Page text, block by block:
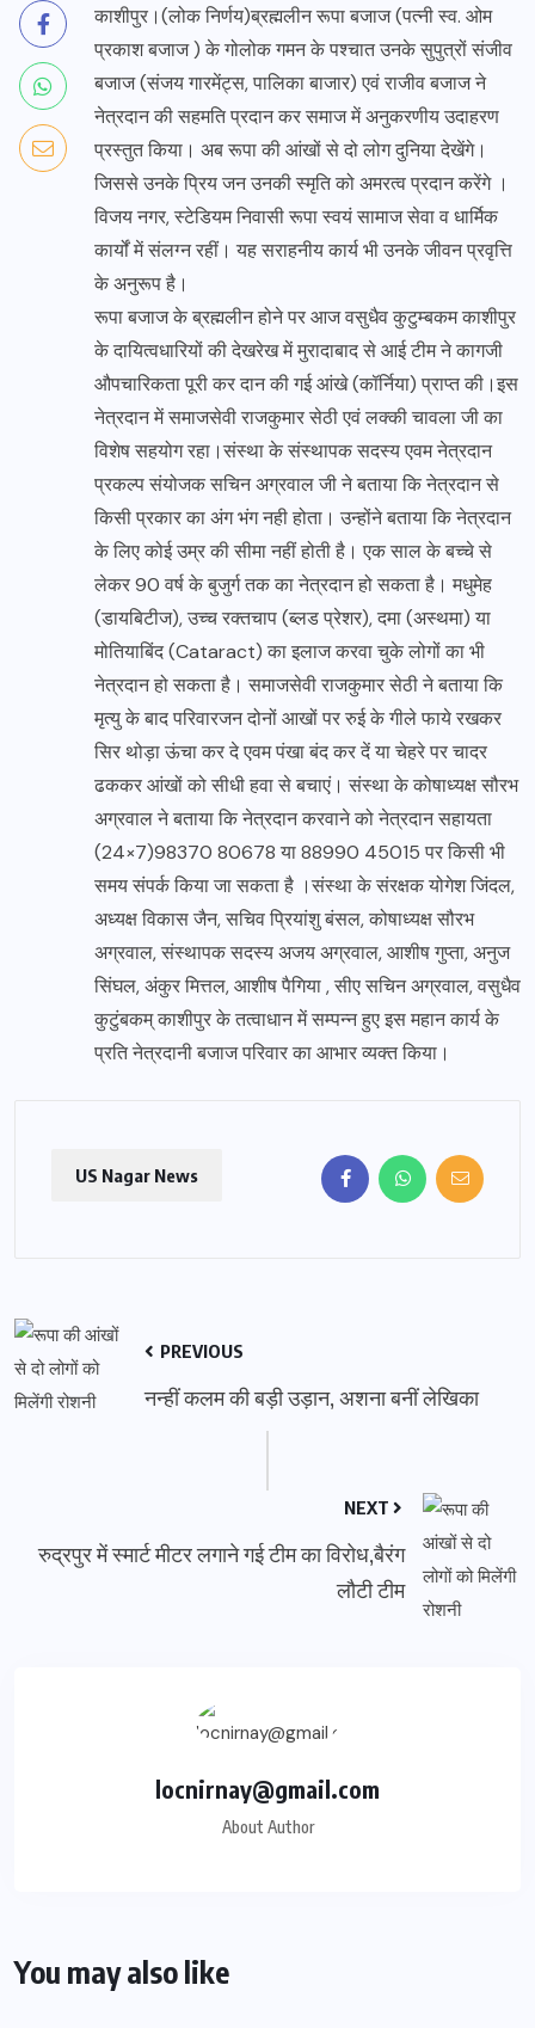
काशीपुर।(लोक निर्णय)ब्रह्मलीन रूपा बजाज (पत्नी स्व. ओम
प्रकाश बजाज ) के गोलोक गमन के पश्चात उनके सुपुत्रों संजीव
बजाज (संजय गारमेंट्स, पालिका बाजार) एवं राजीव बजाज ने
नेत्रदान की सहमति प्रदान कर समाज में अनुकरणीय उदाहरण
प्रस्तुत किया। अब रूपा की आंखों से दो लोग दुनिया देखेंगे।
जिससे उनके प्रिय जन उनकी स्मृति को अमरत्व प्रदान करेंगे ।
विजय नगर, स्टेडियम निवासी रूपा स्वयं सामाज सेवा व धार्मिक
कार्यों में संलग्न रहीं। यह सराहनीय कार्य भी उनके जीवन प्रवृत्ति
के अनुरूप है।
रूपा बजाज के ब्रह्मलीन होने पर आज वसुधैव कुटुम्बकम काशीपुर
के दायित्वधारियों की देखरेख में मुरादाबाद से आई टीम ने कागजी
औपचारिकता पूरी कर दान की गई आंखे (कॉर्निया) प्राप्त की।इस
नेत्रदान में समाजसेवी राजकुमार सेठी एवं लक्की चावला जी का
विशेष सहयोग रहा।संस्था के संस्थापक सदस्य एवम नेत्रदान
प्रकल्प संयोजक सचिन अग्रवाल जी ने बताया कि नेत्रदान से
किसी प्रकार का अंग भंग नही होता। उन्होंने बताया कि नेत्रदान
के लिए कोई उम्र की सीमा नहीं होती है। एक साल के बच्चे से
लेकर 90 वर्ष के बुजुर्ग तक का नेत्रदान हो सकता है। मधुमेह
(डायबिटीज), उच्च रक्तचाप (ब्लड प्रेशर), दमा (अस्थमा) या
मोतियाबिंद (Cataract) का इलाज करवा चुके लोगों का भी
नेत्रदान हो सकता है। समाजसेवी राजकुमार सेठी ने बताया कि
मृत्यु के बाद परिवारजन दोनों आखों पर रुई के गीले फाये रखकर
सिर थोड़ा ऊंचा कर दे एवम पंखा बंद कर दें या चेहरे पर चादर
ढककर आंखों को सीधी हवा से बचाएं। संस्था के कोषाध्यक्ष सौरभ
अग्रवाल ने बताया कि नेत्रदान करवाने को नेत्रदान सहायता
(24×7)98370 80678 या 88990 45015 पर किसी भी
समय संपर्क किया जा सकता है ।संस्था के संरक्षक योगेश जिंदल,
अध्यक्ष विकास जैन, सचिव प्रियांशु बंसल, कोषाध्यक्ष सौरभ
अग्रवाल, संस्थापक सदस्य अजय अग्रवाल, आशीष गुप्ता, अनुज
सिंघल, अंकुर मित्तल, आशीष पैगिया , सीए सचिन अग्रवाल, वसुधैव
कुटुंबकम् काशीपुर के तत्वाधान में सम्पन्न हुए इस महान कार्य के
प्रति नेत्रदानी बजाज परिवार का आभार व्यक्त किया।
US Nagar News
PREVIOUS
नन्हीं कलम की बड़ी उड़ान, अशना बनीं लेखिका
NEXT
रुद्रपुर में स्मार्ट मीटर लगाने गई टीम का विरोध,बैरंग
लौटी टीम
locnirnay@gmail.com
About Author
You may also like